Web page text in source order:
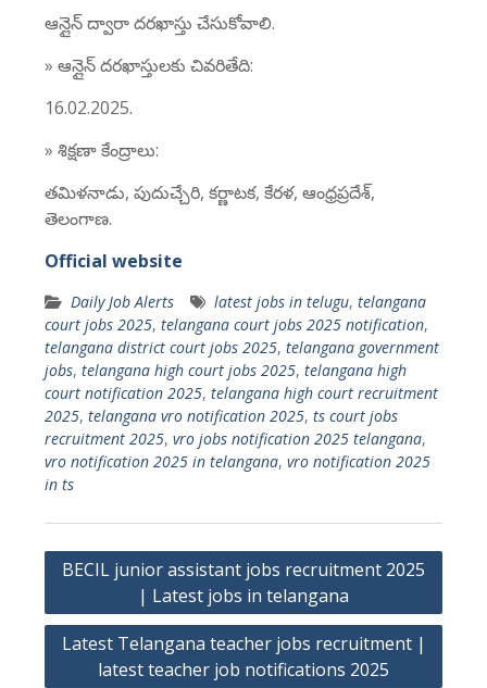
ఆన్లైన్ ద్వారా దరఖాస్తు చేసుకోవాలి.
» ఆన్లైన్ దరఖాస్తులకు చివరితేది:
16.02.2025.
» శిక్షణా కేంద్రాలు:
తమిళనాడు, పుదుచ్చేరి, కర్ణాటక, కేరళ, ఆంధ్రప్రదేశ్,
తెలంగాణ.
Official website
Daily Job Alerts latest jobs in telugu, telangana
court jobs 2025, telangana court jobs 2025 notification,
telangana district court jobs 2025, telangana government
jobs, telangana high court jobs 2025, telangana high
court notification 2025, telangana high court recruitment
2025, telangana vro notification 2025, ts court jobs
recruitment 2025, vro jobs notification 2025 telangana,
vro notification 2025 in telangana, vro notification 2025
in ts
Post
navigation
BECIL junior assistant jobs recruitment 2025
| Latest jobs in telangana
Latest Telangana teacher jobs recruitment |
latest teacher job notifications 2025